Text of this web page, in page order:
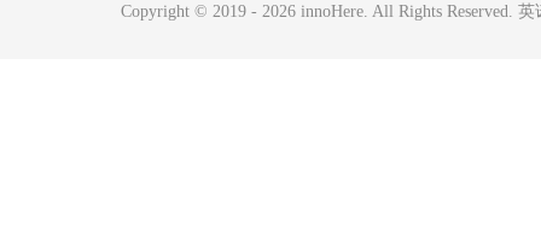
Copyright © 2019 - 2026 innoHere. All Rights Reserved.